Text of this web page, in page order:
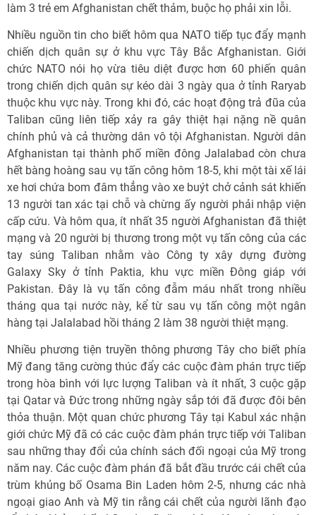
làm 3 trẻ em Afghanistan chết thảm, buộc họ phải xin lỗi.
Nhiều nguồn tin cho biết hôm qua NATO tiếp tục đẩy mạnh
chiến dịch quân sự ở khu vực Tây Bắc Afghanistan. Giới
chức NATO nói họ vừa tiêu diệt được hơn 60 phiến quân
trong chiến dịch quân sự kéo dài 3 ngày qua ở tỉnh Raryab
thuộc khu vực này. Trong khi đó, các hoạt động trả đũa của
Taliban cũng liên tiếp xảy ra gây thiệt hại nặng nề quân
chính phủ và cả thường dân vô tội Afghanistan. Người dân
Afghanistan tại thành phố miền đông Jalalabad còn chưa
hết bàng hoàng sau vụ tấn công hôm 18-5, khi một tài xế lái
xe hơi chứa bom đâm thẳng vào xe buýt chở cảnh sát khiến
13 người tan xác tại chỗ và chừng ấy người phải nhập viện
cấp cứu. Và hôm qua, ít nhất 35 người Afghanistan đã thiệt
mạng và 20 người bị thương trong một vụ tấn công của các
tay súng Taliban nhằm vào Công ty xây dựng đường
Galaxy Sky ở tỉnh Paktia, khu vực miền Đông giáp với
Pakistan. Đây là vụ tấn công đẫm máu nhất trong nhiều
tháng qua tại nước này, kể từ sau vụ tấn công một ngân
hàng tại Jalalabad hồi tháng 2 làm 38 người thiệt mạng.
Nhiều phương tiện truyền thông phương Tây cho biết phía
Mỹ đang tăng cường thúc đẩy các cuộc đàm phán trực tiếp
trong hòa bình với lực lượng Taliban và ít nhất, 3 cuộc gặp
tại Qatar và Đức trong những ngày sắp tới đã được đôi bên
thỏa thuận. Một quan chức phương Tây tại Kabul xác nhận
giới chức Mỹ đã có các cuộc đàm phán trực tiếp với Taliban
sau những thay đổi của chính sách đối ngoại của Mỹ trong
năm nay. Các cuộc đàm phán đã bắt đầu trước cái chết của
trùm khủng bố Osama Bin Laden hôm 2-5, nhưng các nhà
ngoại giao Anh và Mỹ tin rằng cái chết của người lãnh đạo